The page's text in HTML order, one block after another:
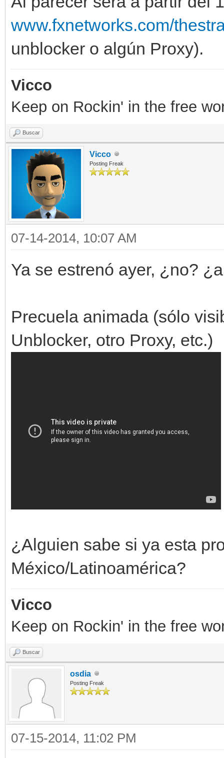
www.fxnetworks.com/
unblocker o algún Proxy).
Vicco
Keep on Rockin' in the free
Buscar
Vicco
Posting Freak
07-14-2014, 10:07 AM
Ya se estrenó ayer, ¿no?
Precuela animada (sólo
Unblocker, otro Proxy, etc.)
¿Alguien sabe si ya esta
México/Latinoamérica?
Vicco
Keep on Rockin' in the free
Buscar
osdia
Posting Freak
07-15-2014, 11:02 PM